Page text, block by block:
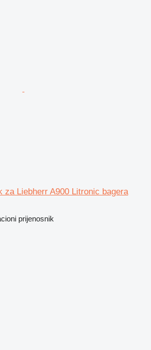
za Liebherr A900 Litronic bagera
prijenosnik